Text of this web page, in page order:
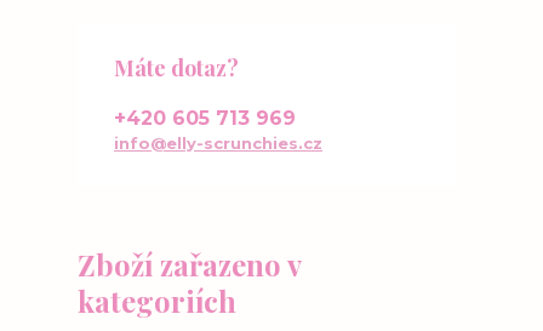
Zboží zařazeno v
kategoriích
Máte dotaz?
+420 605 713 969
info@elly-scrunchies.cz